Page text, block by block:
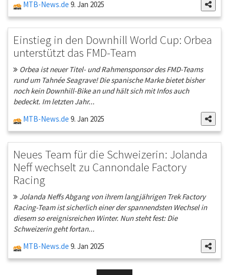
MTB-News.de 9. Jan 2025
Einstieg in den Downhill World Cup: Orbea
unterstützt das FMD-Team
Orbea ist neuer Titel- und Rahmensponsor des FMD-Teams
rund um Tahnée Seagrave! Die spanische Marke bietet bisher
noch kein Downhill-Bike an und hält sich mit Infos auch
bedeckt. Im letzten Jahr...
MTB-News.de 9. Jan 2025
Neues Team für die Schweizerin: Jolanda
Neff wechselt zu Cannondale Factory
Racing
Jolanda Neffs Abgang von ihrem langjährigen Trek Factory
Racing-Team ist sicherlich einer der spannendsten Wechsel in
diesem so ereignisreichen Winter. Nun steht fest: Die
Schweizerin geht fortan...
MTB-News.de 9. Jan 2025